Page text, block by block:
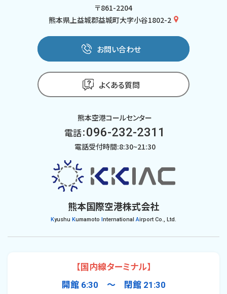
〒861-2204
熊本県上益城郡益城町大字小谷1802-2
お問い合わせ
よくある質問
熊本空港コールセンター
電話：096-232-2311
電話受付時間:8:30~21:30
熊本国際空港株式会社
Kyushu Kumamoto nternationalAirport Co., Ltd.
【国内線ターミナル】
開館 6:30 〜 閉館 21:30